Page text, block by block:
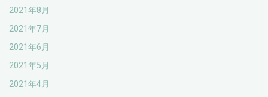
2021年8月
2021年7月
2021年6月
2021年5月
2021年4月